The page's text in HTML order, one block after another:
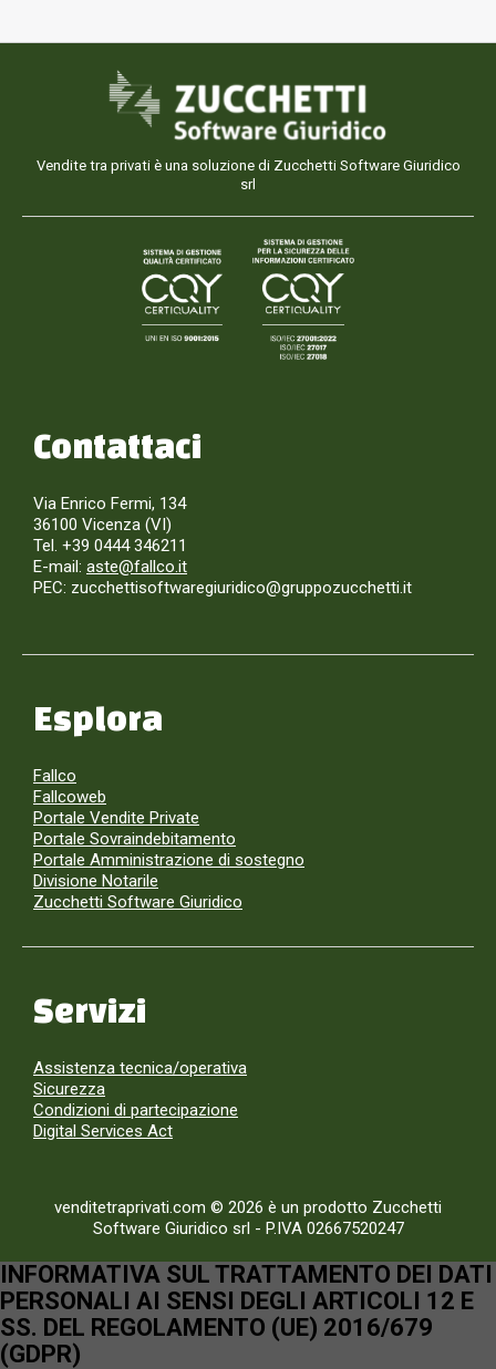
Vendite tra privati è una soluzione di Zucchetti Software Giuridico
srl
Contattaci
Via Enrico Fermi, 134
36100 Vicenza (VI)
Tel. +39 0444 346211
E-mail: aste@fallco.it
PEC: zucchettisoftwaregiuridico@gruppozucchetti.it
Esplora
Fallco
Fallcoweb
Portale Vendite Private
Portale Sovraindebitamento
Portale Amministrazione di sostegno
Divisione Notarile
Zucchetti Software Giuridico
Servizi
Assistenza tecnica/operativa
Sicurezza
Condizioni di partecipazione
Digital Services Act
venditetraprivati.com © 2026 è un prodotto Zucchetti
Software Giuridico srl - P.IVA 02667520247
INFORMATIVA SUL TRATTAMENTO DEI DATI
PERSONALI AI SENSI DEGLI ARTICOLI 12 E
SS. DEL REGOLAMENTO (UE) 2016/679
(GDPR)